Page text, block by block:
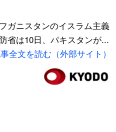
ガニスタンのイスラム主義
省は10日、パキスタンが...
全文を読む（外部サイト）